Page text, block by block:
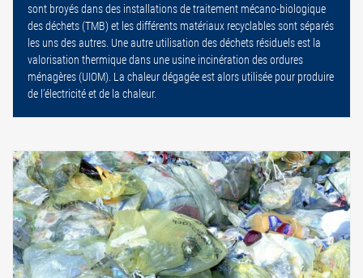
sont broyés dans des installations de traitement mécano-biologique
des déchets (TMB) et les différents matériaux recyclables sont séparés
les uns des autres. Une autre utilisation des déchets résiduels est la
valorisation thermique dans une usine incinération des ordures
ménagères (UIOM). La chaleur dégagée est alors utilisée pour produire
de l’électricité et de la chaleur.